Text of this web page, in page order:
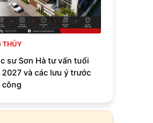
THỦY
sư Sơn Hà tư vấn tuổi
2027 và các lưu ý trước
công